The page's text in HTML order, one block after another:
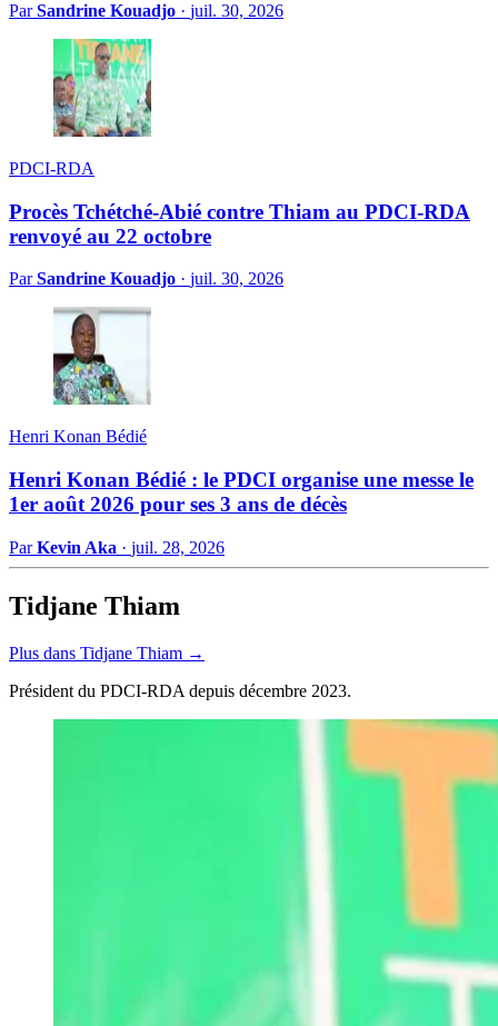
ParSandrine Kouadjo · juil. 30, 2026
PDCI-RDA
Procès Tchétché-Abié contre Thiam au PDCI-RDA
renvoyé au 22 octobre
ParSandrine Kouadjo · juil. 30, 2026
Henri Konan Bédié
Henri Konan Bédié : le PDCI organise une messe le
1er août 2026 pour ses 3 ans de décès
ParKevin Aka · juil. 28, 2026
Tidjane Thiam
Plus dans Tidjane Thiam →
Président du PDCI-RDA depuis décembre 2023.